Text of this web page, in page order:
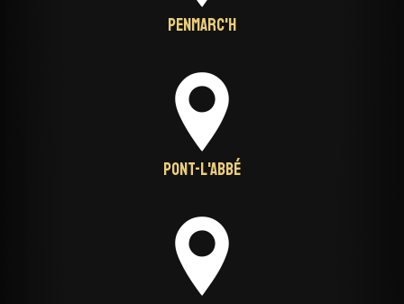
Penmarc'h
Pont-L'Abbé